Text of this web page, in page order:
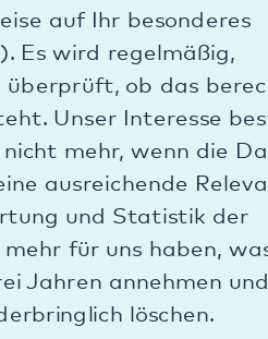
nicht mehr alle
vollumfänglich genutzt
die auf Grundlage eines
erhobenen Daten bis das
mehr besteht, die
Ergebnis kommt
wirksam
„Hinweis auf besonderes
C.). Es wird regelmäßig,
ob das berechtigte